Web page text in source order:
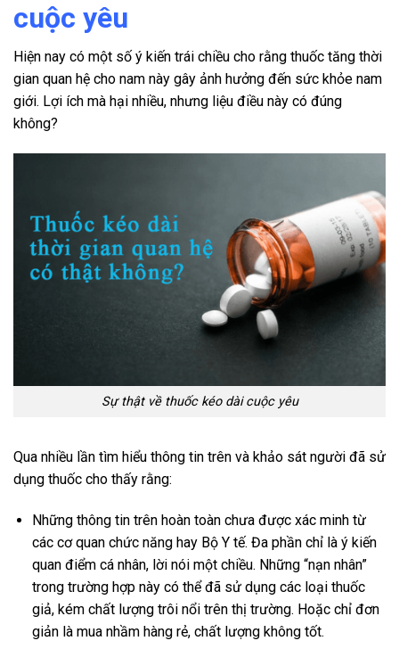
cuộc yêu
Hiện nay có một số ý kiến trái chiều cho rằng thuốc tăng thời
gian quan hệ cho nam này gây ảnh hưởng đến sức khỏe nam
giới. Lợi ích mà hại nhiều, nhưng liệu điều này có đúng
không?
Sự thật về thuốc kéo dài cuộc yêu
Qua nhiều lần tìm hiểu thông tin trên và khảo sát người đã sử
dụng thuốc cho thấy rằng:
Những thông tin trên hoàn toàn chưa được xác minh từ
các cơ quan chức năng hay Bộ Y tế. Đa phần chỉ là ý kiến
quan điểm cá nhân, lời nói một chiều. Những “nạn nhân”
trong trường hợp này có thể đã sử dụng các loại thuốc
giả, kém chất lượng trôi nổi trên thị trường. Hoặc chỉ đơn
giản là mua nhầm hàng rẻ, chất lượng không tốt.